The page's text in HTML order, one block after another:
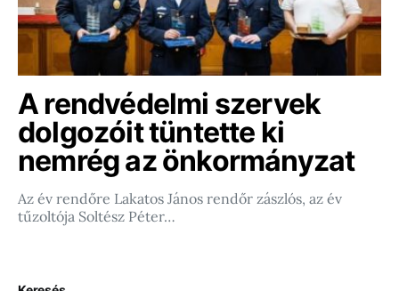
A rendvédelmi szervek
dolgozóit tüntette ki
nemrég az önkormányzat
Az év rendőre Lakatos János rendőr zászlós, az év
tűzoltója Soltész Péter…